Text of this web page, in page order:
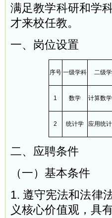
满足教学科研和学
才来校任教。
一、岗位设置
序号 一级学科 二级
1 数学
计算数
2
统计学 应用统
二、应聘条件
（一）基本条件
1. 遵守宪法和法律
义核心价值观，具